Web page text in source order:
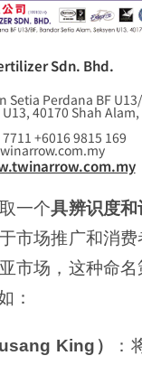
Sdn. Bhd.
Setia Perdana BF
40170 Shah
+6016 9815 169
一个具辨识度
市场推广和消
市场，这种命
：
King ）
：